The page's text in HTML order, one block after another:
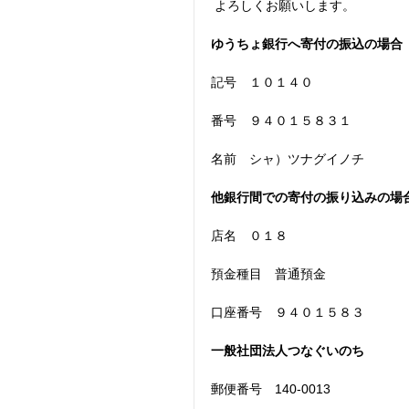
よろしくお願いします。
ゆうちょ銀行へ寄付の振込の場合
記号　１０１４０
番号　９４０１５８３１
名前　シャ）ツナグイノチ
他銀行間での寄付の振り込みの場
店名　０１８
預金種目　普通預金
口座番号　９４０１５８３
一般社団法人つなぐいのち
郵便番号　140-0013